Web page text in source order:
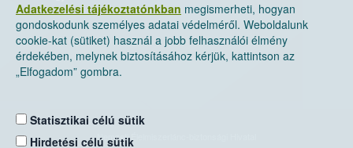
Adatkezelési tájékoztatónkban megismerheti, hogyan
gondoskodunk személyes adatai védelméről. Weboldalunk
cookie-kat (sütiket) használ a jobb felhasználói élmény
érdekében, melynek biztosításához kérjük, kattintson az
„Elfogadom” gombra.
Statisztikai célú sütik
Hirdetési célú sütikNemzeti Élelmiszerlánc-biztonsági Hivatal